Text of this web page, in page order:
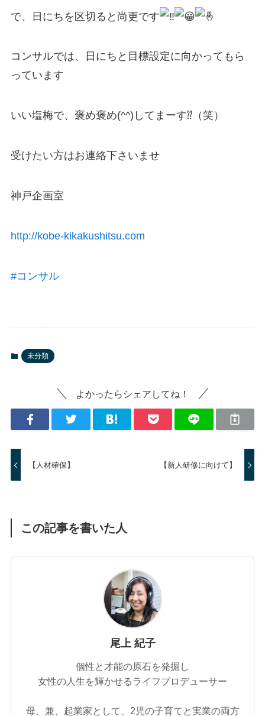
で、日にちを区切ると尚更です
コンサルでは、日にちと目標設定に向かってもら
っています
いい塩梅で、褒め褒め(^^)してまーす⁇（笑）
受けたい方はお連絡下さいませ
神戸企画室
http://kobe-kikakushitsu.com
#コンサル
未分類
よかったらシェアしてね！
【人材確保】 【新人研修に向けて】
この記事を書いた人
尾上 紀子
個性と才能の原石を発掘し
女性の人生を輝かせるライフプロデューサー
母、兼、起業家として、2児の子育てと実業の両方